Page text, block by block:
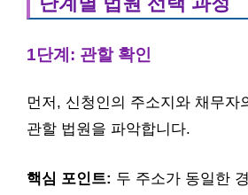
1단계: 관할 확인
먼저, 신청인의 주소지와 채무자
관할 법원을 파악합니다.
핵심 포인트: 두 주소가 동일한